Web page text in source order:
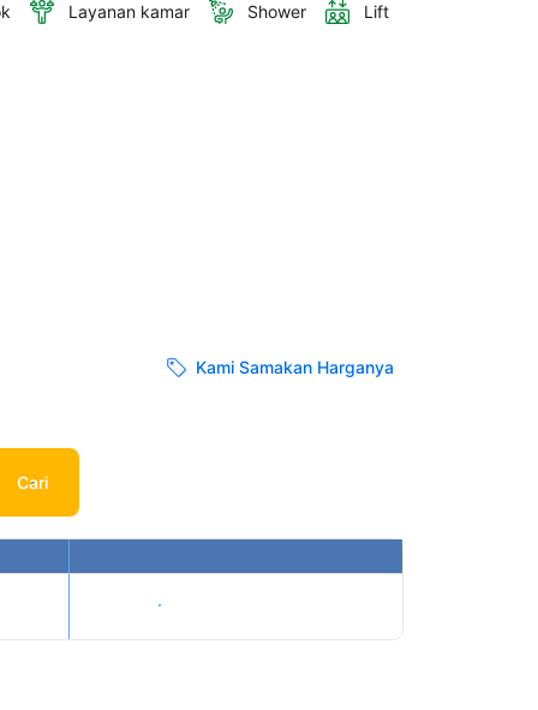
Layanan kamar Shower Lift
Kami Samakan Harganya
Cari
Tampilkan harga